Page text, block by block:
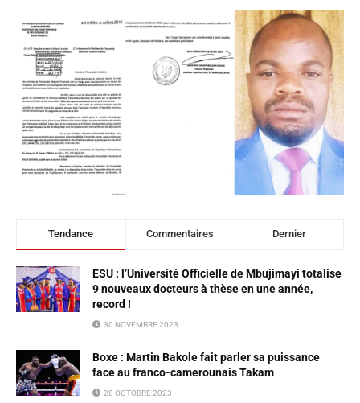
Tendance Commentaires Dernier
ESU : l’Université Officielle de Mbujimayi totalise
9 nouveaux docteurs à thèse en une année,
record !
30 NOVEMBRE 2023
Boxe : Martin Bakole fait parler sa puissance
face au franco-camerounais Takam
28 OCTOBRE 2023